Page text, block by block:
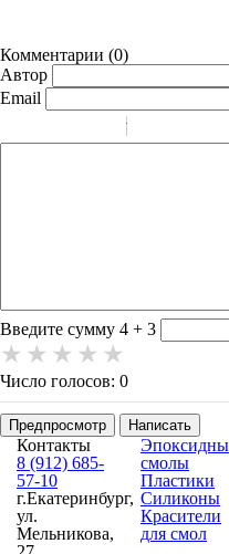
Комментарии (0)
Автор
Email
-
-
-
Введите сумму 4 + 3
Число голосов: 0
Предпросмотр Написать
Контакты
8 (912) 685-
57-10
г.Екатеринбург,
ул.
Мельникова,
смолы
Пластики
Силиконы
Красители
для смол